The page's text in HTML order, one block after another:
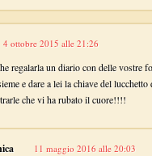
4 ottobre 2015 alle 21:26
regalarla un diario con delle vostre
e dare a lei la chiave del
che vi ha rubato il cuore!!!!
11 maggio 2016 alle 20:03